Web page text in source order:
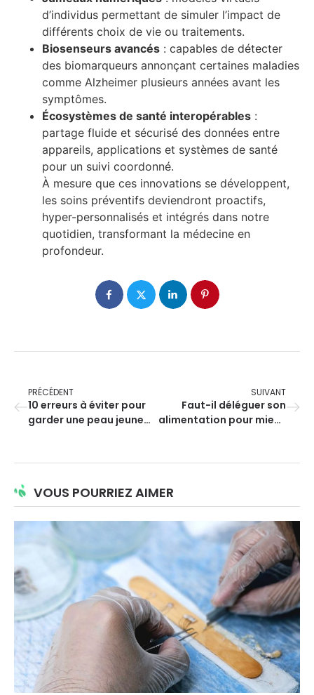
d’individus permettant de simuler l’impact de
différents choix de vie ou traitements.
Biosenseurs avancés : capables de détecter
des biomarqueurs annonçant certaines maladies
comme Alzheimer plusieurs années avant les
symptômes.
Écosystèmes de santé interopérables :
partage fluide et sécurisé des données entre
appareils, applications et systèmes de santé
pour un suivi coordonné.
À mesure que ces innovations se développent,
les soins préventifs deviendront proactifs,
hyper-personnalisés et intégrés dans notre
quotidien, transformant la médecine en
profondeur.
PRÉCÉDENT
10 erreurs à éviter pour
garder une peau jeune
SUIVANT
Faut-il déléguer son
alimentation pour mieux
VOUS POURRIEZ AIMER